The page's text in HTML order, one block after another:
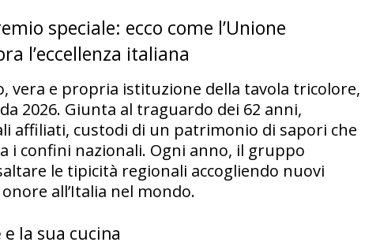
speciale: ecco come l’Unione
l’eccellenza italiana
vera e propria istituzione della tavola tricolore,
2026. Giunta al traguardo dei 62 anni,
affiliati, custodi di un patrimonio di sapori che
i confini nazionali. Ogni anno, il gruppo
le tipicità regionali accogliendo nuovi
all’Italia nel mondo.
la sua cucina